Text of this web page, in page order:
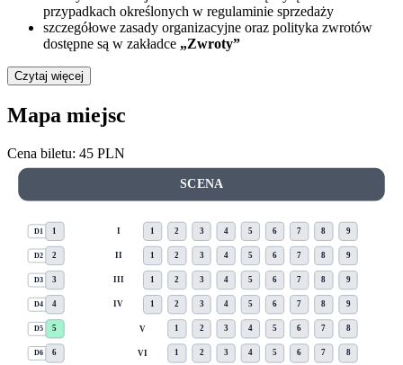
przypadkach określonych w regulaminie sprzedaży
szczegółowe zasady organizacyjne oraz polityka zwrotów
dostępne są w zakładce „Zwroty”
Czytaj więcej
Mapa miejsc
Cena biletu: 45 PLN
SCENA
I
II
III
IV
V
VI
D1
D2
D3
D4
D5
D6
1
2
3
4
5
6
1 2 3 4 5 6 7 8 9
1 2 3 4 5 6 7 8 9
1 2 3 4 5 6 7 8 9
1 2 3 4 5 6 7 8 9
1 2 3 4 5 6 7 8
1 2 3 4 5 6 7 8